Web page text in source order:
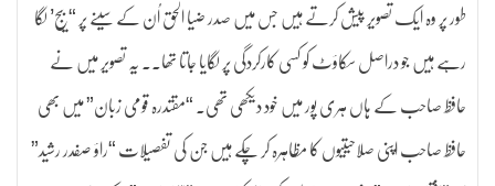
طور پر وہ ایک تصویر پیش کرتے ہیں جس میں صدر ضیا الحق اُن کے سینے پر “بیج’ لگا
رہے ہیں جو دراصل سکاؤٹ کو کسی کارکردگی پر لگایا جاتا تھا۔۔ یہ تصویر میں نے
حافظ صاحب کے ہاں ہری پور میں خود دیکھی تھی۔ “مقتدرہ قومی زبان” میں بھی
حافظ صاحب اپنی صلاحیتیوں کا مظاہرہ کر چکے ہیں جن کی تفصیلات “راؤ صفدر رشید”